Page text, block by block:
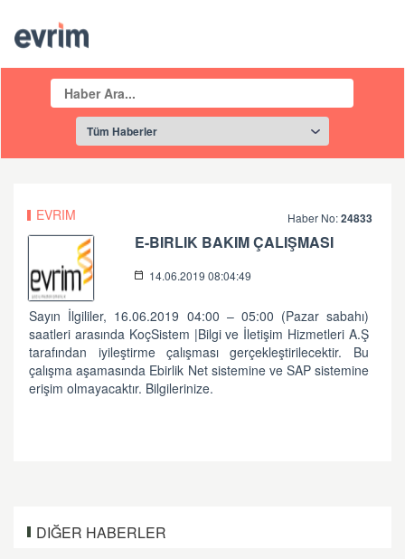
EVRIM Haber No:24833
E-BIRLIK BAKIM ÇALIŞMASI
14.06.2019 08:04:49
Sayın İlgililer, 16.06.2019 04:00 – 05:00 (Pazar sabahı)
saatleri arasında KoçSistem |Bilgi ve İletişim Hizmetleri A.Ş
tarafından iyileştirme çalışması gerçekleştirilecektir. Bu
çalışma aşamasında Ebirlik Net sistemine ve SAP sistemine
erişim olmayacaktır. Bilgilerinize.
DIĞER HABERLER